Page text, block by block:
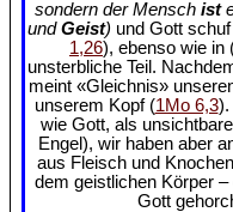
sondern der Mensch ist
undGeist) und Gott
1,26), ebenso wie in
unsterbliche Teil.
meint «Gleichnis»
unserem Kopf (1Mo 6,3).
wie Gott, als
Engel), wir haben aber
aus Fleisch und
dem geistlichen Körper
Gott